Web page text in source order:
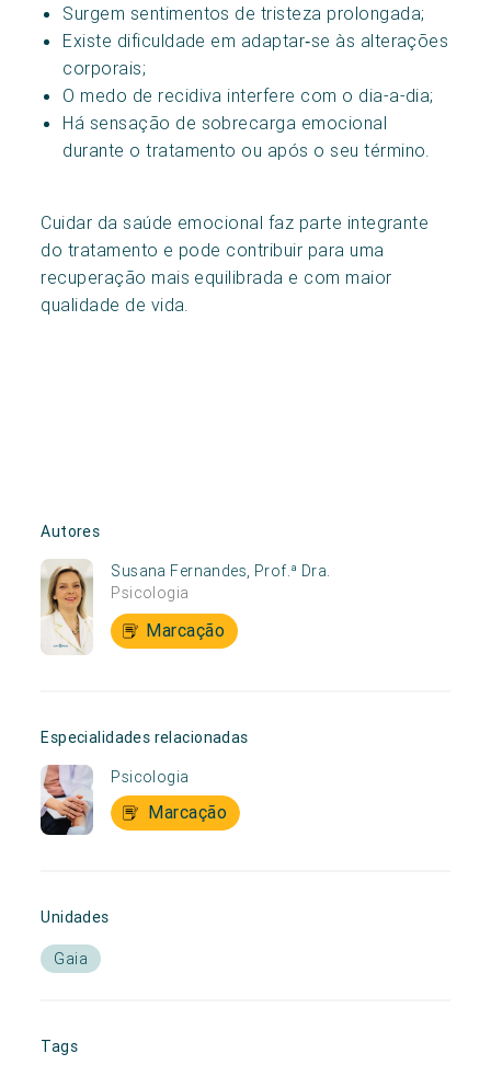
Surgem sentimentos de tristeza prolongada;
Existe dificuldade em adaptar‑se às alterações
corporais;
O medo de recidiva interfere com o dia-a-dia;
Há sensação de sobrecarga emocional
durante o tratamento ou após o seu término.
Cuidar da saúde emocional faz parte integrante
do tratamento e pode contribuir para uma
recuperação mais equilibrada e com maior
qualidade de vida.
Autores
Susana Fernandes, Prof.ª Dra.
Psicologia
Marcação
Especialidades relacionadas
Psicologia
Marcação
Unidades
Gaia
Tags